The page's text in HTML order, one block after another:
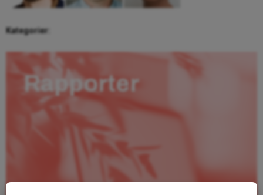
Kategorier:
Rapporter